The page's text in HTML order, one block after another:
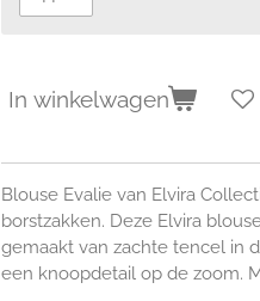
In winkelwagen
Blouse Evalie van Elvira
borstzakken. Deze Elvira
gemaakt van zachte tencel in
een knoopdetail op de zoom.